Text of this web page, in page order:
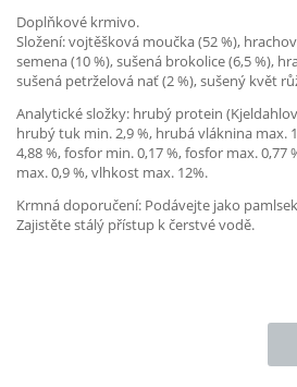
Doplňkové krmivo.
Složení: vojtěšková moučka (52 %),
semena (10 %), sušená brokolice (6,5 %),
sušená petrželová nať (2 %), sušený květ
Analytické složky: hrubý protein
hrubý tuk min. 2,9 %, hrubá vláknina max.
4,88 %, fosfor min. 0,17 %, fosfor max. 0,77
max. 0,9 %, vlhkost max. 12%.
Krmná doporučení: Podávejte jako
Zajistěte stálý přístup k čerstvé vodě.